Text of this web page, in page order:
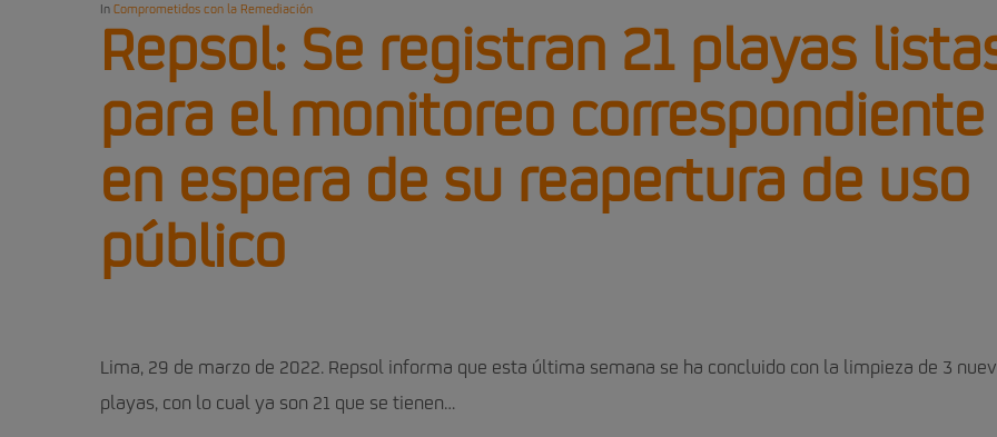
In Comprometidos con la Remediación
Repsol: Se registran 21 playas
para el monitoreo
en espera de su reapertura de uso
público
Lima, 29 de marzo de 2022. Repsol informa que esta última semana se ha concluido con la limpieza de 3
playas, con lo cual ya son 21 que se tienen…